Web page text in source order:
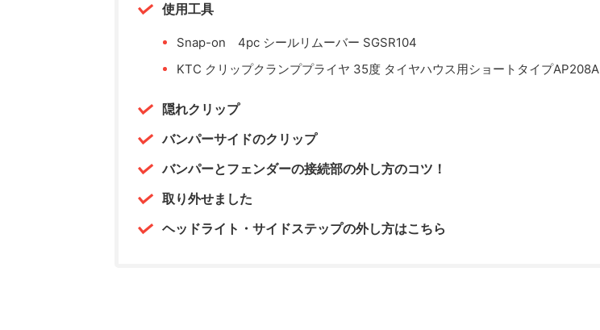
使用工具
Snap-on 4pc シールリムーバー SGSR104
KTC クリップクランププライヤ 35度 タイヤハウス用ショートタイプAP208A
隠れクリップ
バンパーサイドのクリップ
バンパーとフェンダーの接続部の外し方のコツ！
取り外せました
ヘッドライト・サイドステップの外し方はこちら